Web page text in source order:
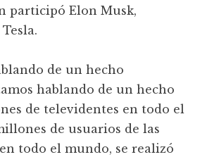
participó Elon Musk,
de un hecho
hablando de un hecho
de televidentes en todo el
de usuarios de las
todo el mundo, se realizó